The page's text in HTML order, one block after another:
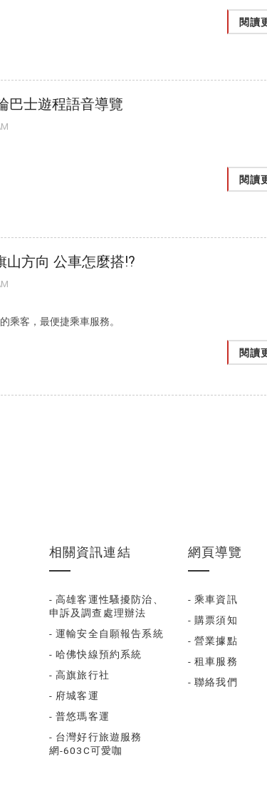
閱讀
巴士遊程語音導覽
閱讀
山方向 公車怎麼搭!?
乘客，最便捷乘車服務。
閱讀
相關資訊連結
- 高雄客運性騷擾防治、
申訴及調查處理辦法
- 運輸安全自願報告系統
- 哈佛快線預約系統
- 高旗旅行社
- 府城客運
- 普悠瑪客運
- 台灣好行旅遊服務
網-603C可愛咖
網頁導覽
- 乘車資訊
- 購票須知
- 營業據點
- 租車服務
- 聯絡我們